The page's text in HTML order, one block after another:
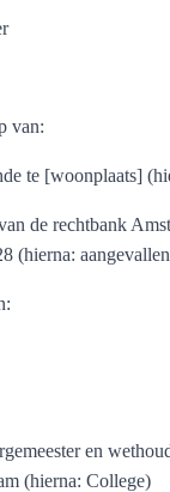
van:
te [woonplaats]
de rechtbank
(hierna:
en
(hierna: College)